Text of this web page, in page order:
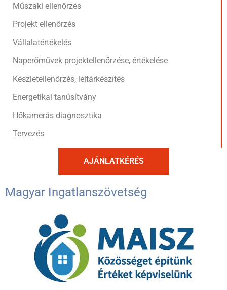
Műszaki ellenőrzés
Projekt ellenőrzés
Vállalatértékelés
Naperőművek projektellenőrzése, értékelése
Készletellenőrzés, leltárkészítés
Energetikai tanúsítvány
Hőkamerás diagnosztika
Tervezés
AJÁNLATKÉRÉS
Magyar Ingatlanszövetség